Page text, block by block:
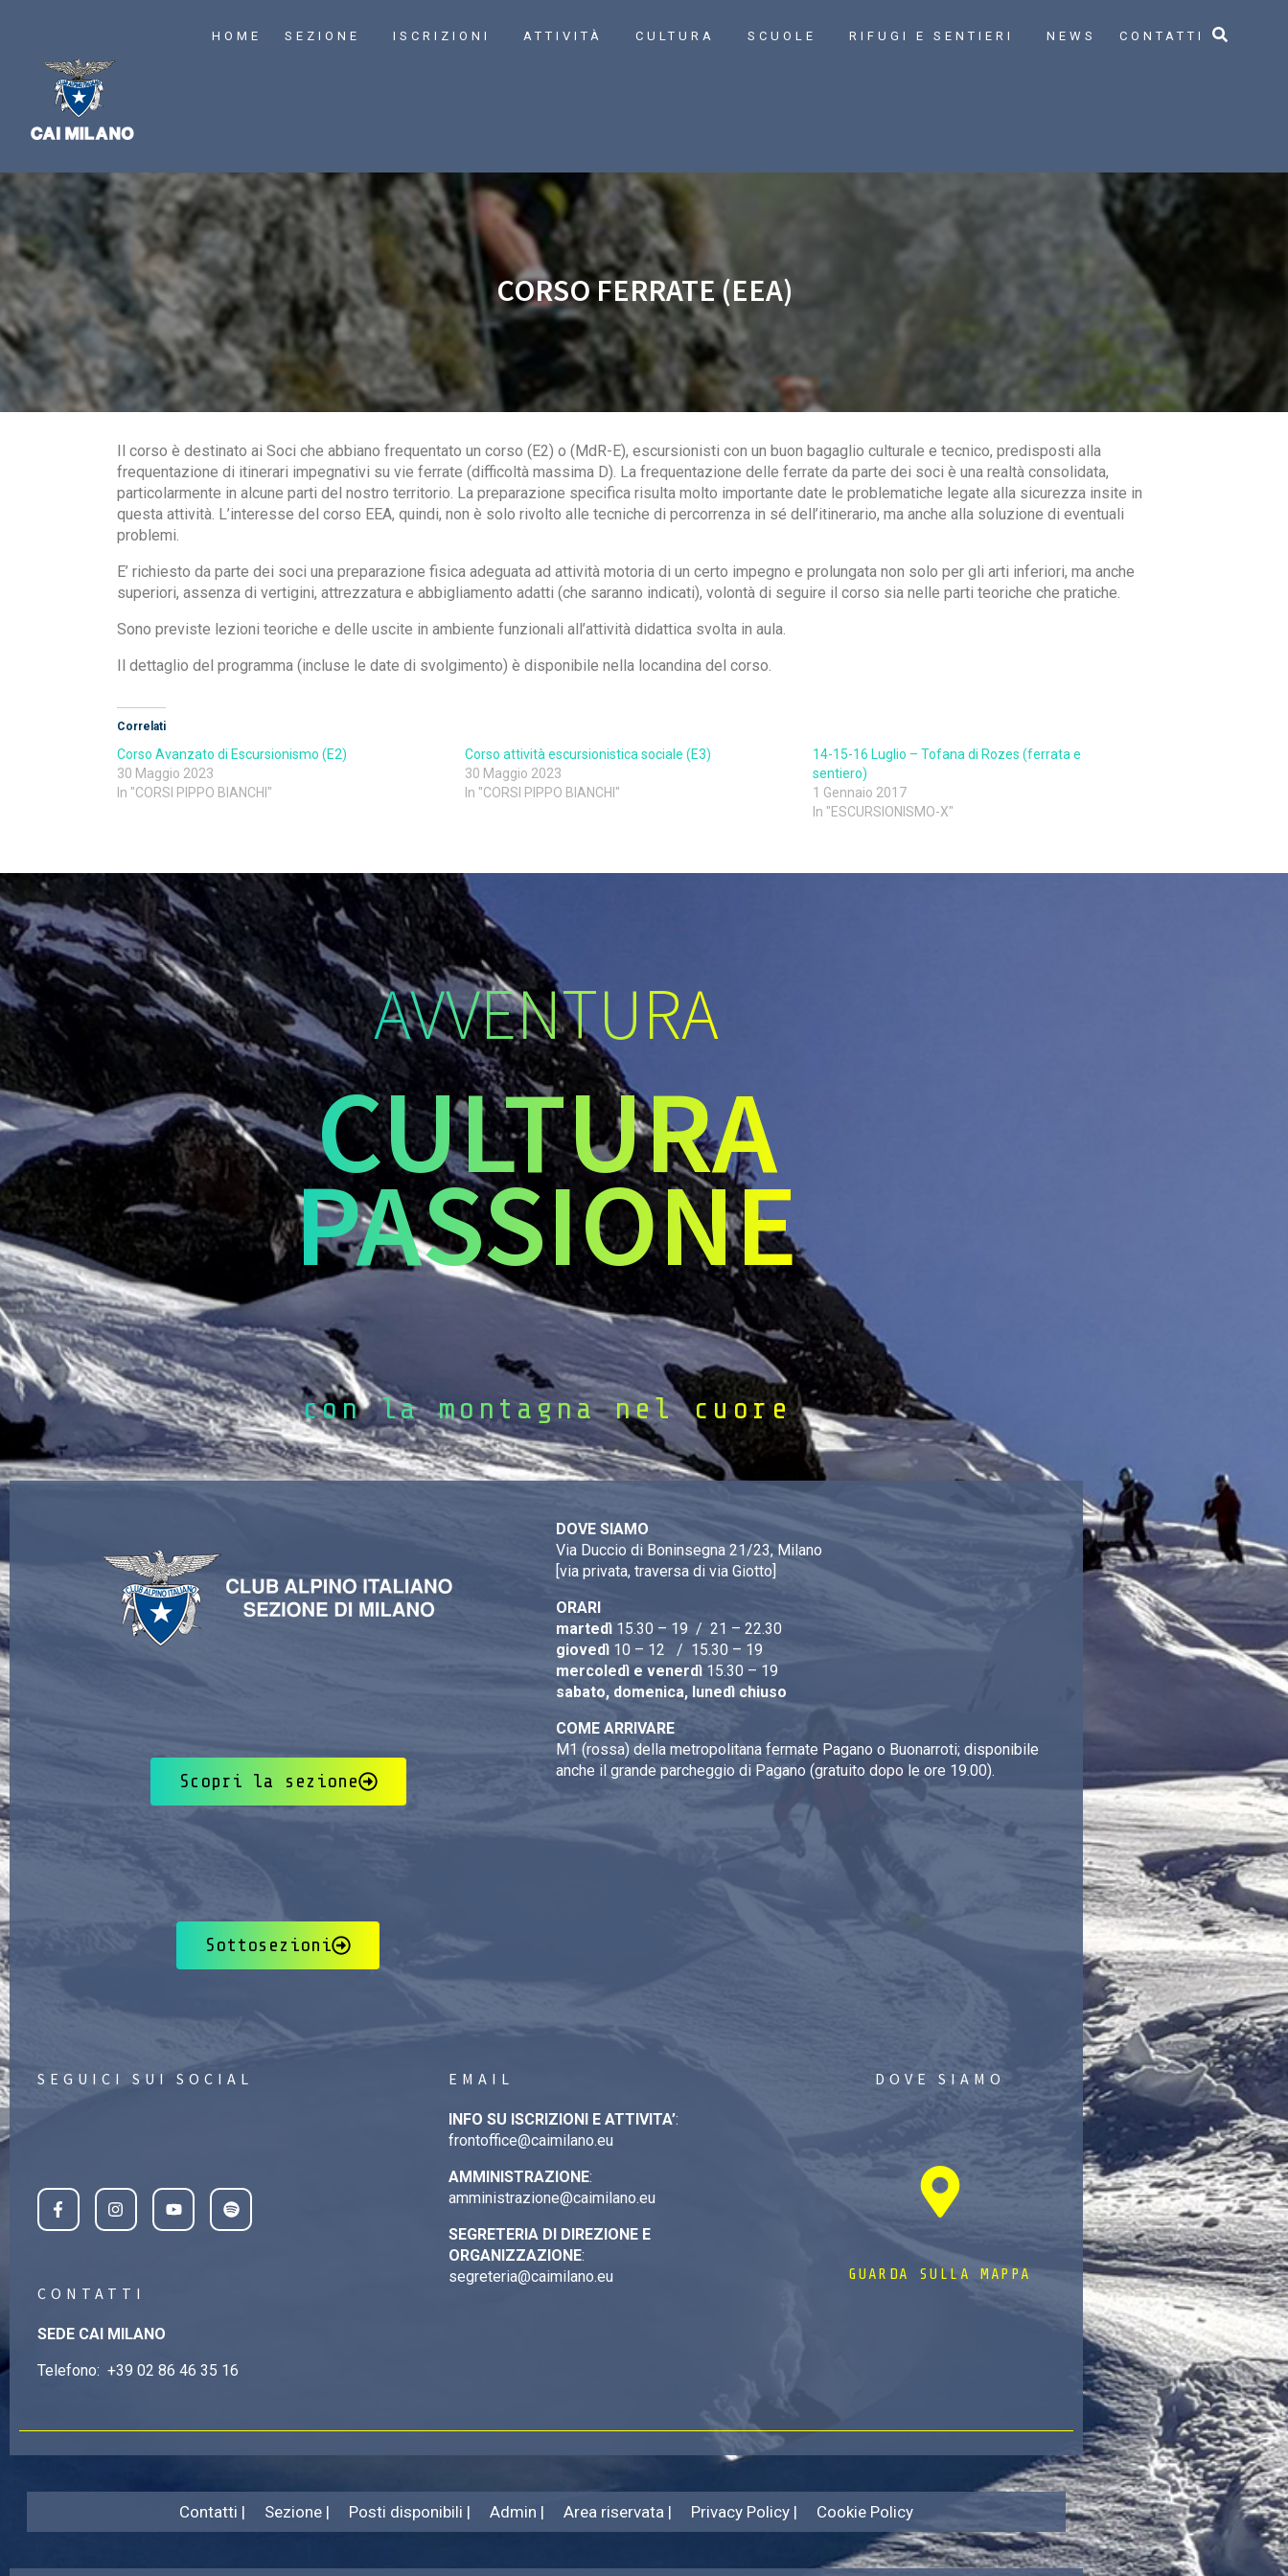
HOME SEZIONE ISCRIZIONI ATTIVITÀ CULTURA SCUOLE RIFUGI E SENTIERI NEWS CONTATTI
CORSO FERRATE (EEA)
Il corso è destinato ai Soci che abbiano frequentato un corso (E2) o (MdR-E), escursionisti con un buon bagaglio culturale e tecnico, predisposti alla
frequentazione di itinerari impegnativi su vie ferrate (difficoltà massima D). La frequentazione delle ferrate da parte dei soci è una realtà consolidata,
particolarmente in alcune parti del nostro territorio. La preparazione specifica risulta molto importante date le problematiche legate alla sicurezza insite in
questa attività. L’interesse del corso EEA, quindi, non è solo rivolto alle tecniche di percorrenza in sé dell’itinerario, ma anche alla soluzione di eventuali
problemi.
E’ richiesto da parte dei soci una preparazione fisica adeguata ad attività motoria di un certo impegno e prolungata non solo per gli arti inferiori, ma anche
superiori, assenza di vertigini, attrezzatura e abbigliamento adatti (che saranno indicati), volontà di seguire il corso sia nelle parti teoriche che pratiche.
Sono previste lezioni teoriche e delle uscite in ambiente funzionali all’attività didattica svolta in aula.
Il dettaglio del programma (incluse le date di svolgimento) è disponibile nella locandina del corso.
Correlati
Corso Avanzato di Escursionismo (E2)
30 Maggio 2023
In "CORSI PIPPO BIANCHI"
Corso attività escursionistica sociale (E3)
30 Maggio 2023
In "CORSI PIPPO BIANCHI"
14-15-16 Luglio – Tofana di Rozes (ferrata e
sentiero)
1 Gennaio 2017
In "ESCURSIONISMO-X"
AVVENTURA
CULTURA
PASSIONE
con la montagna nel cuore
Scopri la sezione
Sottosezioni
DOVE SIAMO
Via Duccio di Boninsegna 21/23, Milano
[via privata, traversa di via Giotto]
ORARI
martedì 15.30 – 19 / 21 – 22.30
giovedì 10 – 12 / 15.30 – 19
mercoledì e venerdì 15.30 – 19
sabato, domenica, lunedì chiuso
COME ARRIVARE
M1 (rossa) della metropolitana fermate Pagano o Buonarroti; disponibile
anche il grande parcheggio di Pagano (gratuito dopo le ore 19.00).
SEGUICI SUI SOCIAL
CONTATTI
SEDE CAI MILANO
Telefono: +39 02 86 46 35 16
EMAIL
INFO SU ISCRIZIONI E ATTIVITA’:
frontoffice@caimilano.eu
AMMINISTRAZIONE:
amministrazione@caimilano.eu
SEGRETERIA DI DIREZIONE E
ORGANIZZAZIONE:
segreteria@caimilano.eu
DOVE SIAMO
GUARDA SULLA MAPPA
Contatti | Sezione | Posti disponibili | Admin | Area riservata | Privacy Policy | Cookie Policy